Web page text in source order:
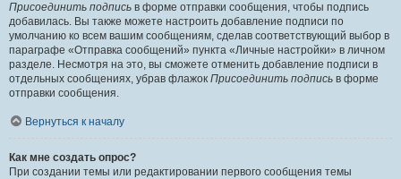
Присоединить подпись в форме отправки сообщения, чтобы подпись
добавилась. Вы также можете настроить добавление подписи по
умолчанию ко всем вашим сообщениям, сделав соответствующий выбор в
параграфе «Отправка сообщений» пункта «Личные настройки» в личном
разделе. Несмотря на это, вы сможете отменить добавление подписи в
отдельных сообщениях, убрав флажок Присоединить подпись в форме
отправки сообщения.
Вернуться к началу
Как мне создать опрос?
При создании темы или редактировании первого сообщения темы